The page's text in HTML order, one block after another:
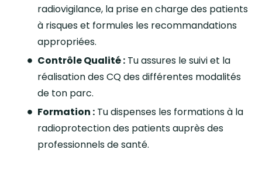
radiovigilance, la prise en charge des patients
à risques et formules les recommandations
appropriées.
Contrôle Qualité : Tu assures le suivi et la
réalisation des CQ des différentes modalités
de ton parc.
Formation : Tu dispenses les formations à la
radioprotection des patients auprès des
professionnels de santé.